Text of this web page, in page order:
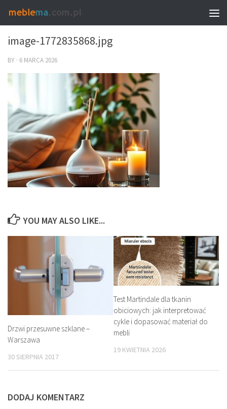
0
image-1772835868.jpg
BY · 6 MARCA 2026
YOU MAY ALSO LIKE...
Drzwi przesuwne szklane –
Warszawa
30 SIERPNIA 2017
Test Martindale dla tkanin
obiciowych: jak interpretować
cykle i dopasować materiał do
mebli
19 KWIETNIA 2026
DODAJ KOMENTARZ